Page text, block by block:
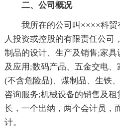
二、公司概况
我所在的公司叫××××科
人投资或控股的有限责任公司
制品的设计、生产及销售;家
及应用;数码产品、五金交电
(不含危险品)、煤制品、生铁
咨询服务;机械设备的销售及
长，一个出纳，两个会计员，
计。